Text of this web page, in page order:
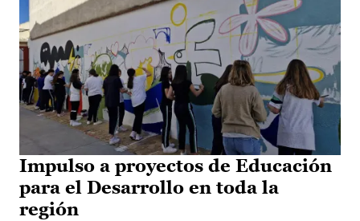
Impulso a proyectos de Educación
para el Desarrollo en toda la
región